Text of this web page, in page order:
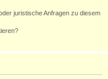
juristische Anfragen zu diesem